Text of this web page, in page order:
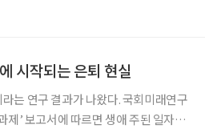
시작되는 은퇴 현실
는 연구 결과가 나왔다. 국회미래연구
제’ 보고서에 따르면 생애 주된 일자리